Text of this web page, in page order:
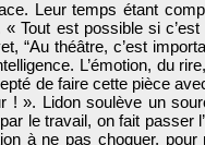
Leur temps étant
Tout est possible si
“Au théâtre, c’est
L’émotion, du
de faire cette pièce
». Lidon soulève un
le travail, on fait passer
à ne pas choquer,